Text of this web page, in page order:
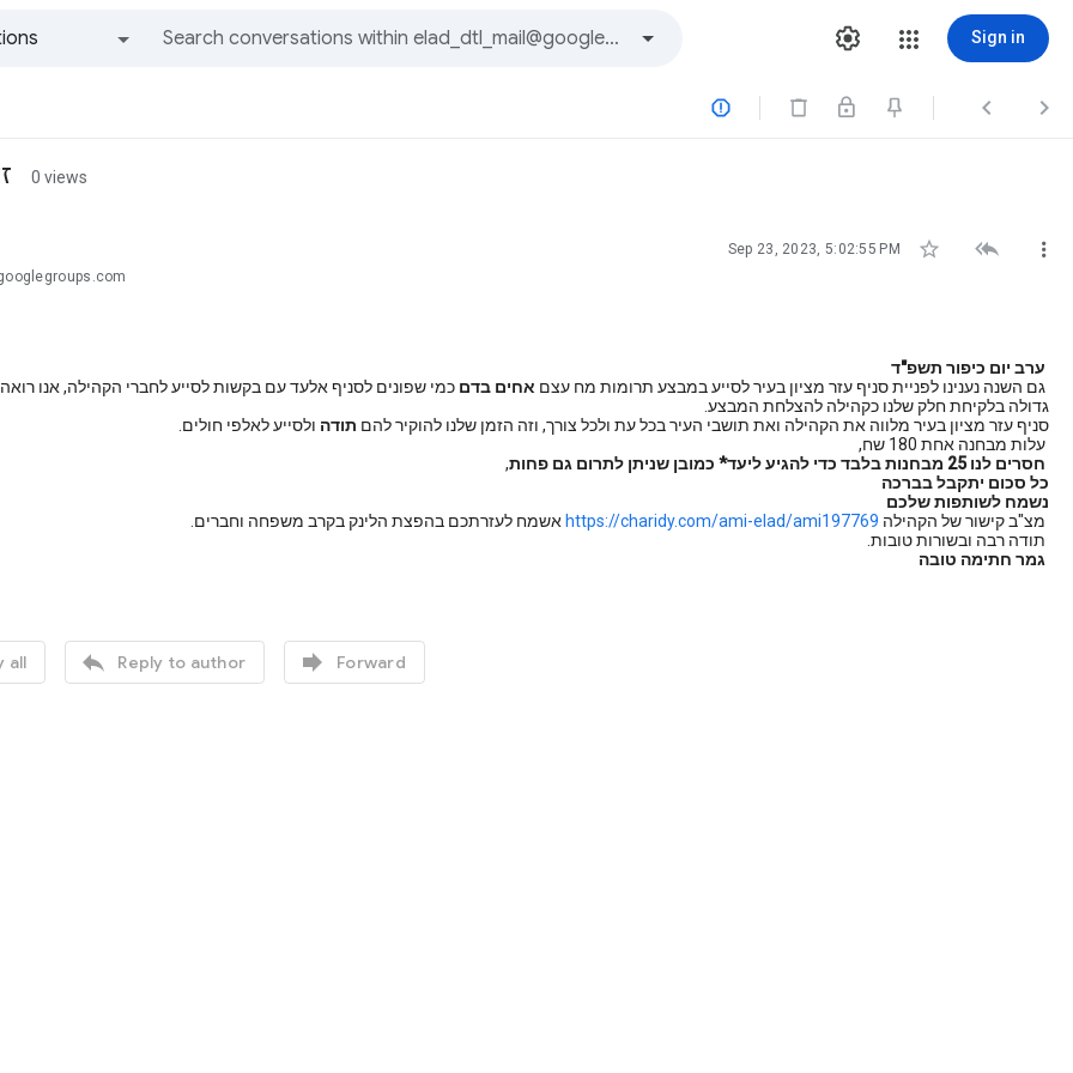
Sign in
  
0 views
Sep 23, 2023, 5:02:55 PM   
ערב יום כיפור תשפ"ד
גם השנה נענינו לפניית סניף עזר מציון בעיר לסייע במבצע תרומות מח עצם אחים בדם כמי שפונים לסניף אלעד עם בקשות לסייע לחברי הקהילה, אנו
גדולה בלקיחת חלק שלנו כקהילה להצלחת המבצע.
סניף עזר מציון בעיר מלווה את הקהילה ואת תושבי העיר בכל עת ולכל צורך, וזה הזמן שלנו להוקיר להם תודה ולסייע לאלפי חולים.
עלות מבחנה אחת 180 שח,
חסרים לנו 25 מבחנות בלבד כדי להגיע ליעד* כמובן שניתן לתרום גם פחות
,
כל סכום יתקבל בברכה
נשמח לשותפות שלכם
מצ"ב קישור של הקהילה https://charidy.com/ami-elad/ami197769 אשמח לעזרתכם בהפצת הלינק בקרב משפחה וחברים.
תודה רבה ובשורות טובות.
גמר חתימה טובה
all  Reply to author  Forward